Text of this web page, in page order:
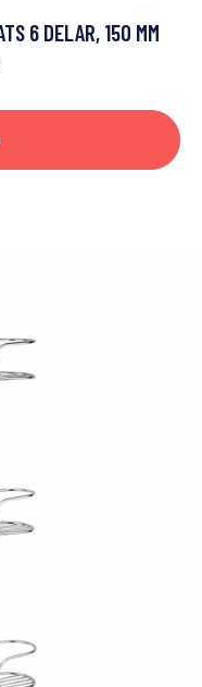
6 DELAR, 150 MM